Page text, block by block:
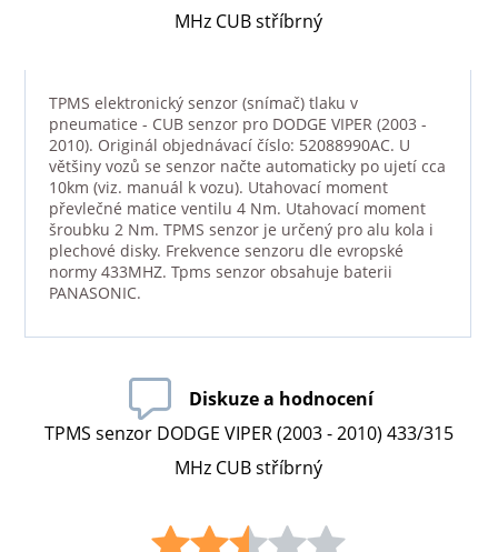
MHz CUB stříbrný
TPMS elektronický senzor (snímač) tlaku v
pneumatice - CUB senzor pro DODGE VIPER (2003 -
2010). Originál objednávací číslo: 52088990AC. U
většiny vozů se senzor načte automaticky po ujetí cca
10km (viz. manuál k vozu). Utahovací moment
převlečné matice ventilu 4 Nm. Utahovací moment
šroubku 2 Nm. TPMS senzor je určený pro alu kola i
plechové disky. Frekvence senzoru dle evropské
normy 433MHZ. Tpms senzor obsahuje baterii
PANASONIC.
Diskuze a hodnocení
TPMS senzor DODGE VIPER (2003 - 2010) 433/315
MHz CUB stříbrný